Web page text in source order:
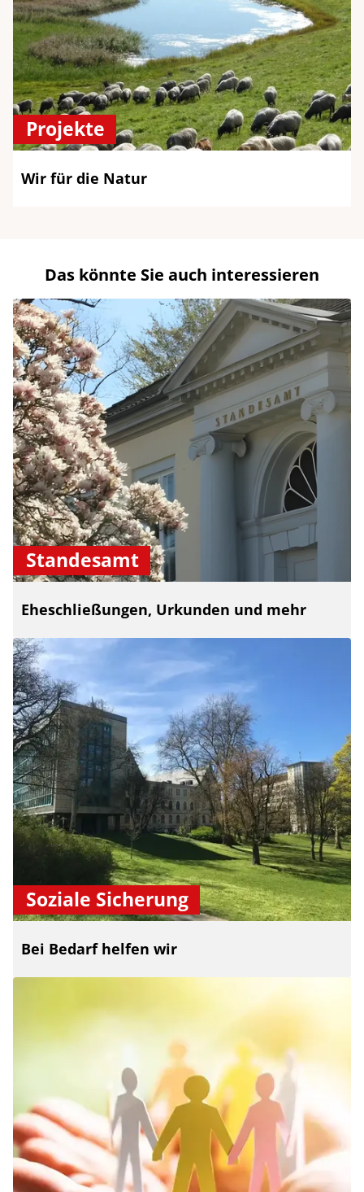
Projekte
Wir für die Natur
Das könnte Sie auch interessieren
Standesamt
Eheschließungen, Urkunden und mehr
Soziale Sicherung
Bei Bedarf helfen wir